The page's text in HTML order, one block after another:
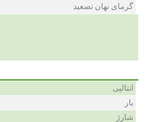
گرمای نهان تصعید
انتالپی
بار
شارژ